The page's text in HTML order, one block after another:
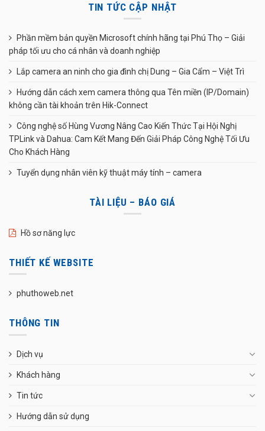
TIN TỨC CẬP NHẬT
Phần mềm bản quyền Microsoft chính hãng tại Phú Thọ – Giải
pháp tối ưu cho cá nhân và doanh nghiệp
Lắp camera an ninh cho gia đình chị Dung – Gia Cẩm – Việt Trì
Hướng dẫn cách xem camera thông qua Tên miền (IP/Domain)
không cần tài khoản trên Hik-Connect
Công nghệ số Hùng Vương Nâng Cao Kiến Thức Tại Hội Nghị
TPLink và Dahua: Cam Kết Mang Đến Giải Pháp Công Nghệ Tối Ưu
Cho Khách Hàng
Tuyển dụng nhân viên kỹ thuật máy tính – camera
TÀI LIỆU – BÁO GIÁ
Hồ sơ năng lực
THIẾT KẾ WEBSITE
phuthoweb.net
THÔNG TIN
Dịch vụ
Khách hàng
Tin tức
Hướng dẫn sử dụng